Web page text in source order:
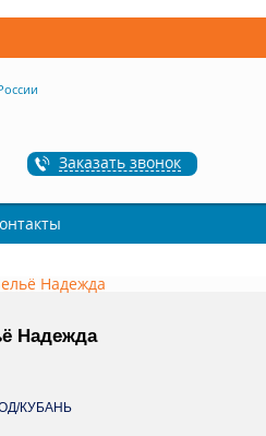
Заказать звонок
Надежда
Надежда
КУБАНЬ